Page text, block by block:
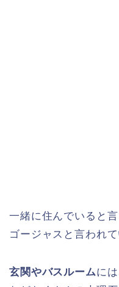
一緒に住んでいると
ゴージャスと言われて
玄関やバスルームに